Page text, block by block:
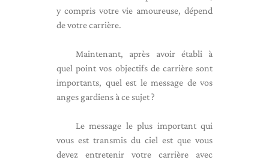
y compris votre vie amoureuse, dépend
de votre carrière.
Maintenant, après avoir établi à
quel point vos objectifs de carrière sont
importants, quel est le message de vos
anges gardiens à ce sujet ?
Le message le plus important qui
vous est transmis du ciel est que vous
devez entretenir votre carrière avec